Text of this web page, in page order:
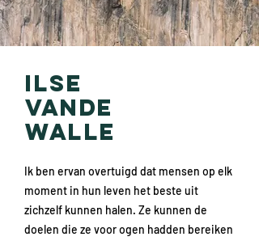
ILSE
VANDE
WALLE
Ik ben ervan overtuigd dat mensen op elk
moment in hun leven het beste uit
zichzelf kunnen halen. Ze kunnen de
doelen die ze voor ogen hadden bereiken